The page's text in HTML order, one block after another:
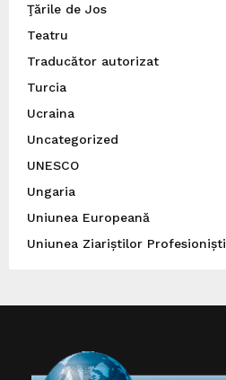
Ţările de Jos
Teatru
Traducător autorizat
Turcia
Ucraina
Uncategorized
UNESCO
Ungaria
Uniunea Europeană
Uniunea Ziariștilor